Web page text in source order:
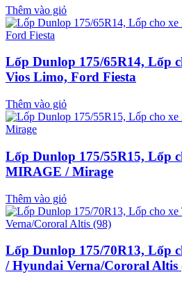
Thêm vào giỏ
Lốp Dunlop 175/65R14, Lốp
Vios Limo, Ford Fiesta
Thêm vào giỏ
Lốp Dunlop 175/55R15, Lốp
MIRAGE / Mirage
Thêm vào giỏ
Lốp Dunlop 175/70R13, Lốp
/ Hyundai Verna/Cororal Altis